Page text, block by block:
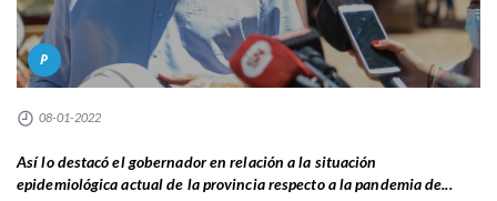
P
08-01-2022
Así lo destacó el gobernador en relación a la situación
epidemiológica actual de la provincia respecto a la pandemia de...